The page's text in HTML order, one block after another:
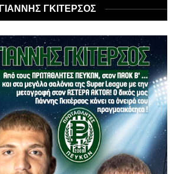
ΓΙΑΝΝΗΣ ΓΚΙΤΕΡΣΟΣ